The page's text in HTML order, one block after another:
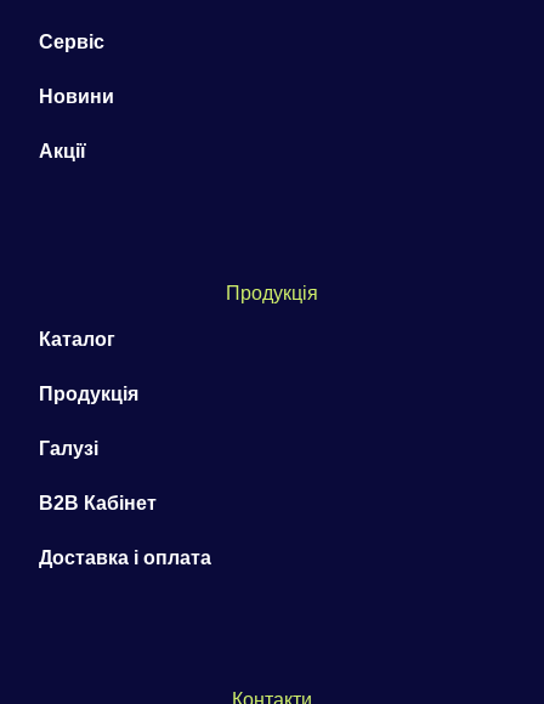
Сервіс
Новини
Акції
Продукція
Каталог
Продукція
Галузі
B2B Кабінет
Доставка і оплата
Контакти